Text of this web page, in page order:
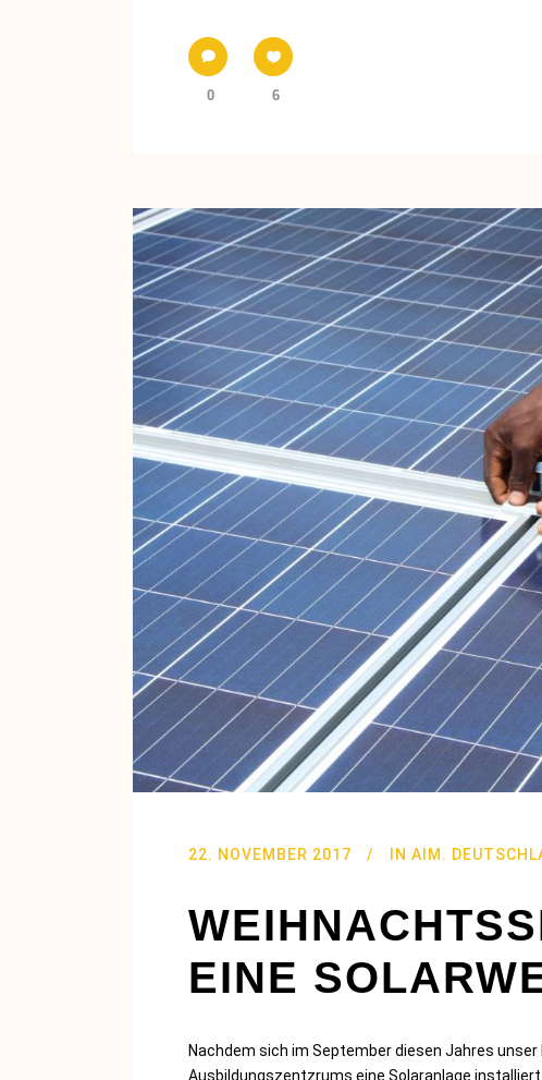
0 6
22. NOVEMBER 2017 IN AIM.
EINE
Nachdem sich im September diesen Jahres
Ausbildungszentzrums eine Solaranlage